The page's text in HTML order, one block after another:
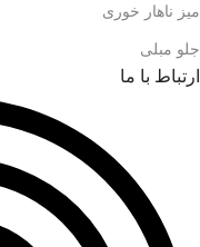
میز ناهار خوری
جلو مبلی
ارتباط با ما